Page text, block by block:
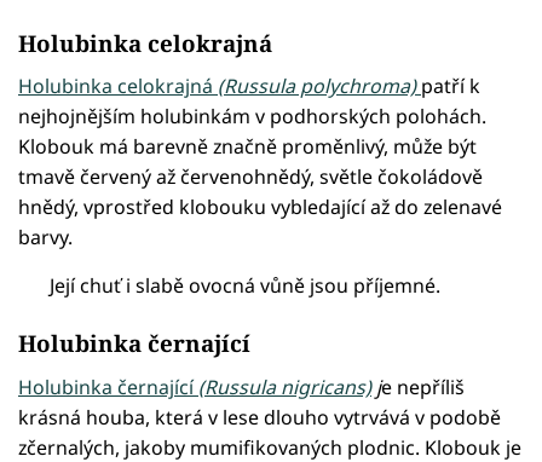
Holubinka celokrajná
Holubinka celokrajná (Russula polychroma)patří k
nejhojnějším holubinkám v podhorských polohách.
Klobouk má barevně značně proměnlivý, může být
tmavě červený až červenohnědý, světle čokoládově
hnědý, vprostřed klobouku vybledající až do zelenavé
barvy.
Její chuť i slabě ovocná vůně jsou příjemné.
Holubinka černající
Holubinka černající (Russula nigricans)je nepříliš
krásná houba, která v lese dlouho vytrvává v podobě
zčernalých, jakoby mumifikovaných plodnic. Klobouk je